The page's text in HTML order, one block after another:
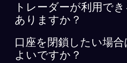
トレーダーが利用で
ありますか？
口座を閉鎖したい場
よいですか？